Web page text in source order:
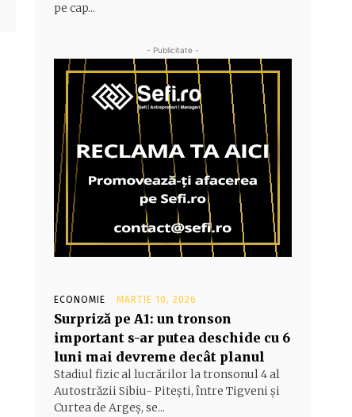
pe cap...
- Publicitate -
ECONOMIE MARTIE 10, 2026
Surpriză pe A1: un tronson
important s-ar putea deschide cu 6
luni mai devreme decât planul
Stadiul fizic al lucrărilor la tronsonul 4 al
Autostrăzii Sibiu- Piteşti, între Tigveni şi
Curtea de Argeş, se...